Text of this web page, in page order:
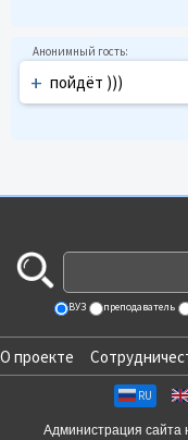
+ пойдёт )))
ВУЗ преподаватель
О проекте
RU
Администрация сайта